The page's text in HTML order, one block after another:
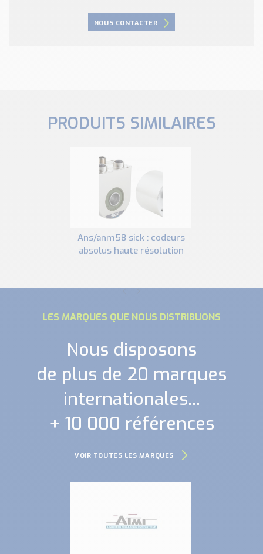
NOUS CONTACTER
PRODUITS SIMILAIRES
ans/anm58 sick : codeurs
absolus haute résolution
LES MARQUES QUE NOUS DISTRIBUONS
Nous disposons
de plus de 20 marques
internationales...
+ 10 000 références
VOIR TOUTES LES MARQUES